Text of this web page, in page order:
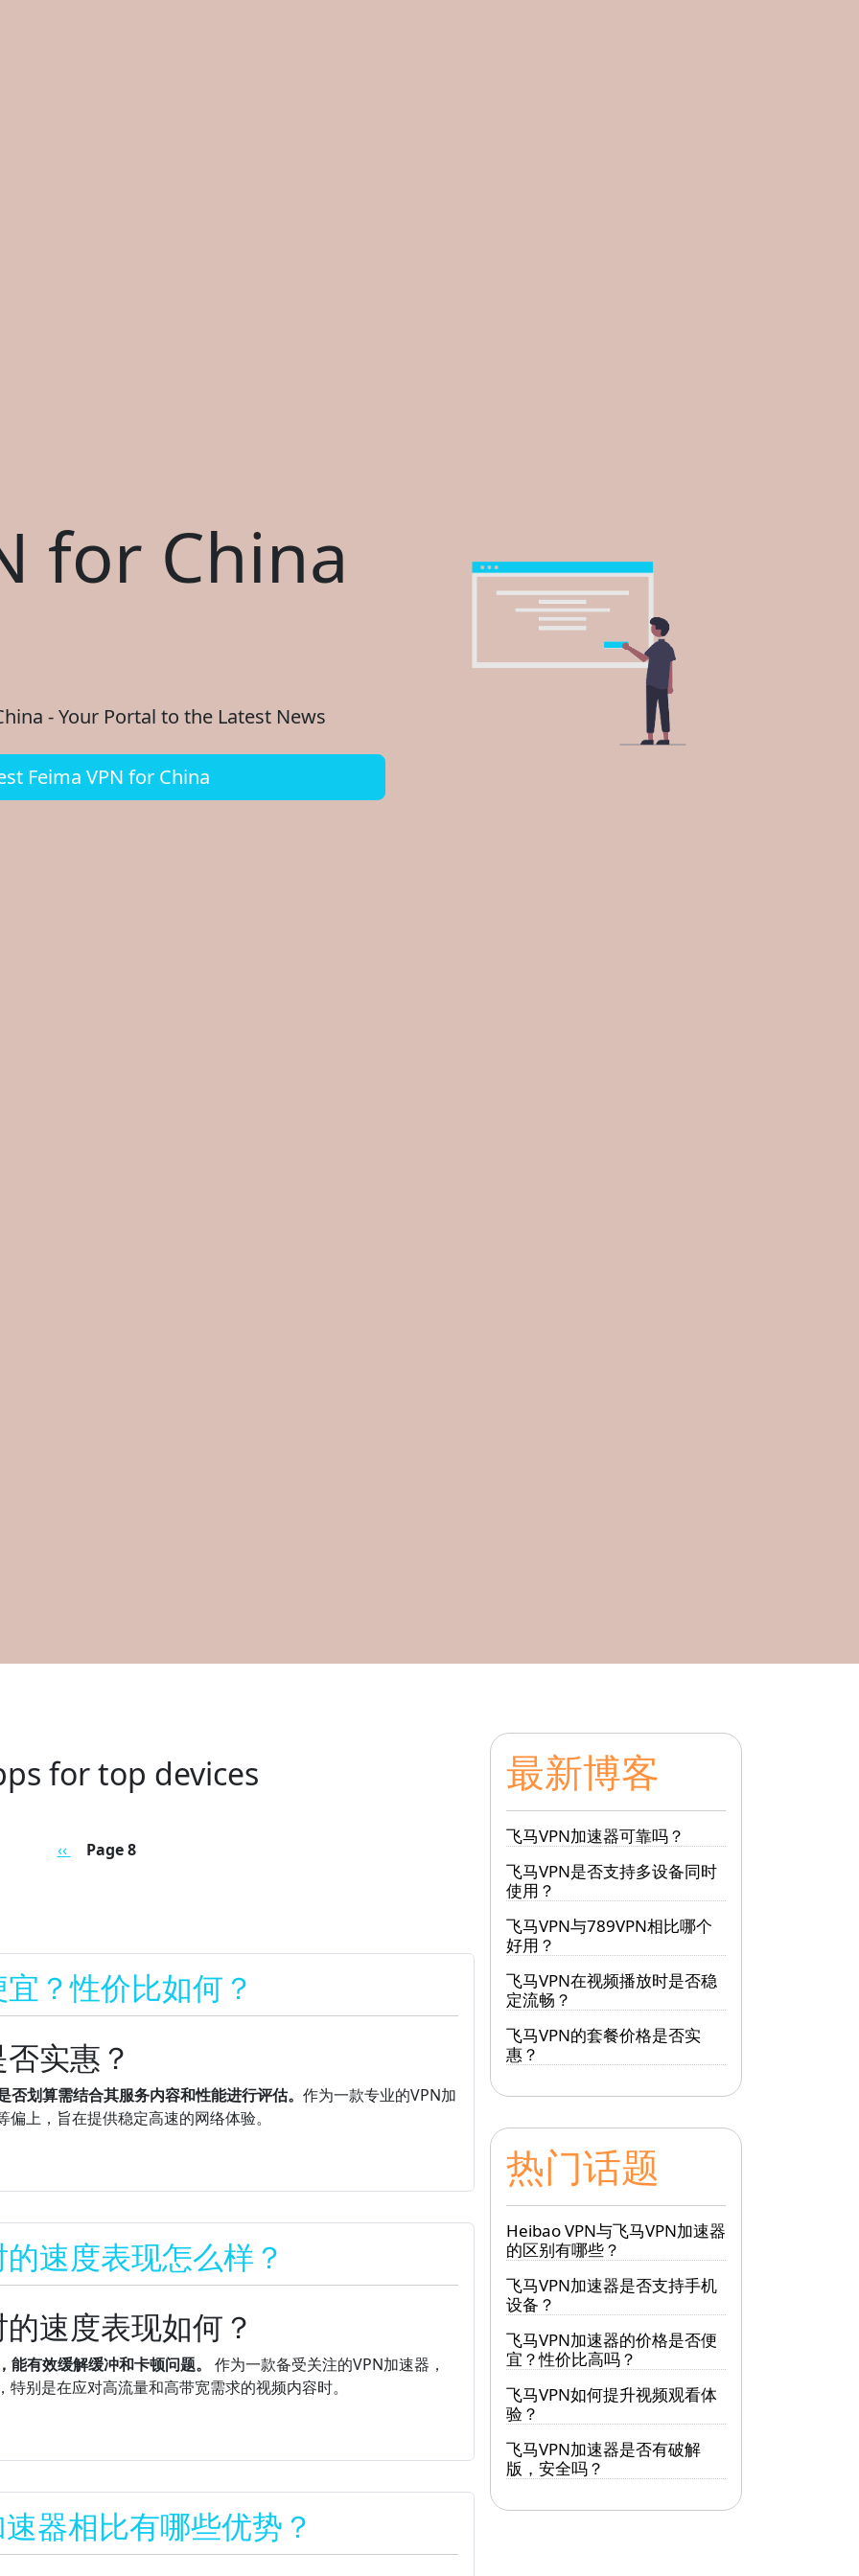
for China
- Your Portal to the Latest News
Feima VPN for China
for top devices
Previous page
‹‹ Page 8
？性价比如何？
实惠？
划算需结合其服务内容和性能进行评估。 作为一款专业的VPN加
上，旨在提供稳定高速的网络体验。
速度表现怎么样？
速度表现如何？
有效缓解缓冲和卡顿问题。
作为一款备受关注的VPN加速器，
别是在应对高流量和高带宽需求的视频内容时。
器相比有哪些优势？
最新博客
飞马VPN加速器可靠吗？
飞马VPN是否支持多设备同时
使用？
飞马VPN与789VPN相比哪个
好用？
飞马VPN在视频播放时是否稳
定流畅？
飞马VPN的套餐价格是否实
惠？
热门话题
Heibao VPN与飞马VPN加速器
的区别有哪些？
飞马VPN加速器是否支持手机
设备？
飞马VPN加速器的价格是否便
宜？性价比高吗？
飞马VPN如何提升视频观看体
验？
飞马VPN加速器是否有破解
版，安全吗？